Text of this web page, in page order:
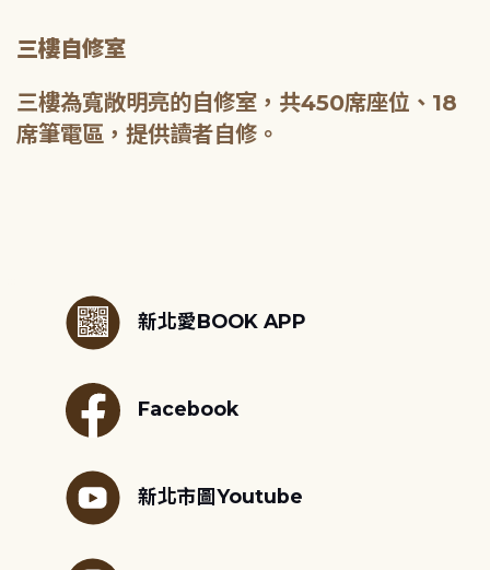
三樓自修室
三樓為寬敞明亮的自修室，共450席座位、18
席筆電區，提供讀者自修。
新北愛BOOK APP
Facebook
新北市圖Youtube